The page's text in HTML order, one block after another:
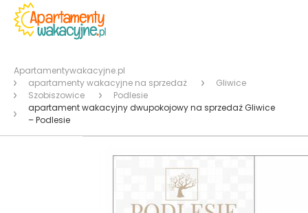
Apartamentywakacyjne.pl
apartamenty wakacyjne na sprzedaż
Gliwice
Szobiszowice
Podlesie
apartament wakacyjny dwupokojowy na sprzedaż Gliwice
– Podlesie